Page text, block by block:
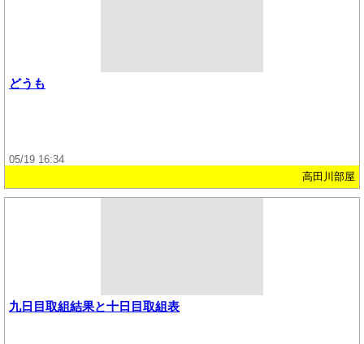
どうも
05/19 16:34
高田川部屋
九日目取組結果と十日目取組表